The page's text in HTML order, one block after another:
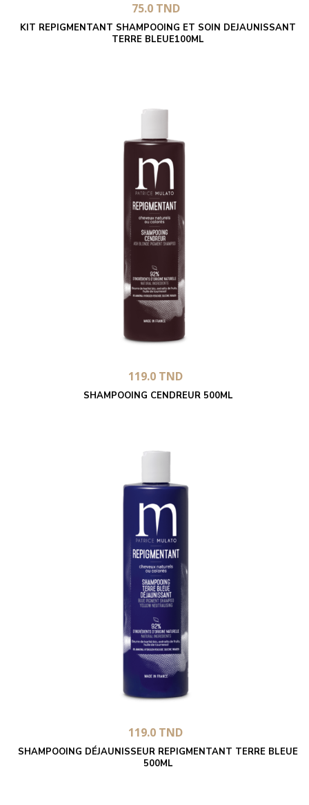
KIT REPIGMENTANT SHAMPOOING ET SOIN DEJAUNISSANT
TERRE BLEUE100ML
75.0TND
SHAMPOOING CENDREUR 500ML
119.0 TND
SHAMPOOING DÉJAUNISSEUR REPIGMENTANT TERRE BLEUE
500ML
119.0 TND